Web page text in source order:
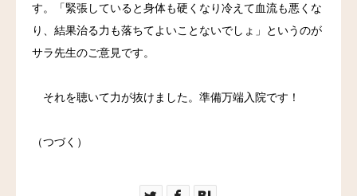
す。「緊張していると身体も硬くなり冷えて血流も悪くな
り、結果治る力も落ちてよいことないでしょ」というのが
サラ先生のご意見です。
それを聴いて力が抜けました。準備万端入院です！
（つづく）